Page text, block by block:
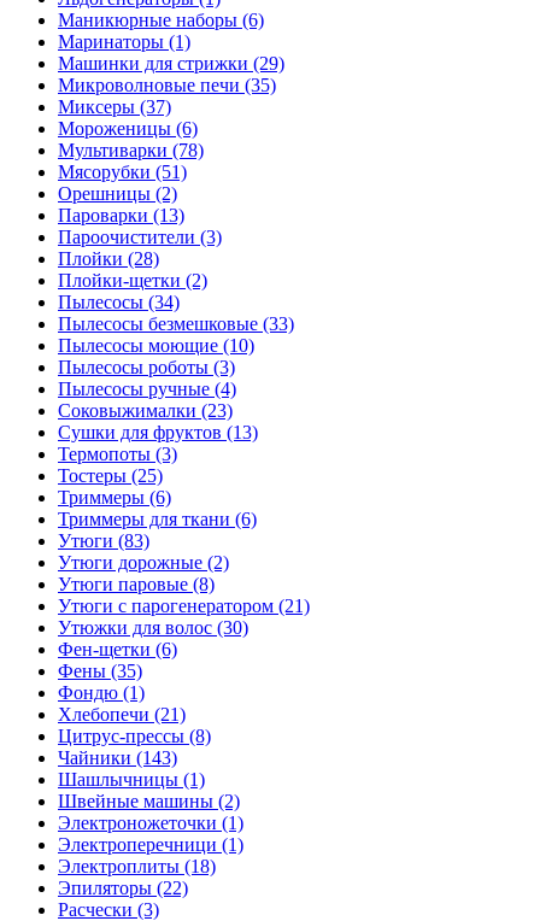
Маникюрные наборы (6)
Маринаторы (1)
Машинки для стрижки (29)
Микроволновые печи (35)
Миксеры (37)
Мороженицы (6)
Мультиварки (78)
Мясорубки (51)
Орешницы (2)
Пароварки (13)
Пароочистители (3)
Плойки (28)
Плойки-щетки (2)
Пылесосы (34)
Пылесосы безмешковые (33)
Пылесосы моющие (10)
Пылесосы роботы (3)
Пылесосы ручные (4)
Соковыжималки (23)
Сушки для фруктов (13)
Термопоты (3)
Тостеры (25)
Триммеры (6)
Триммеры для ткани (6)
Утюги (83)
Утюги дорожные (2)
Утюги паровые (8)
Утюги с парогенератором (21)
Утюжки для волос (30)
Фен-щетки (6)
Фены (35)
Фондю (1)
Хлебопечи (21)
Цитрус-прессы (8)
Чайники (143)
Шашлычницы (1)
Швейные машины (2)
Электроножеточки (1)
Электроперечници (1)
Электроплиты (18)
Эпиляторы (22)
Расчески (3)